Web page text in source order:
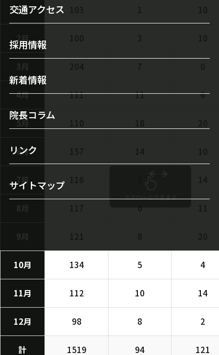
当院について
施設案内
初診の方へ
オルソケラトロジー
白内障手術
レーシック手術
多焦点眼内レンズ
自由診療（保険外治療）
手術実績
屈折矯正（視力回復）
円錐角膜治療
近視進行抑制
ドライアイIPL治療
白内障
緑内障
霰粒腫
ドライアイ
涙目/ 鼻涙管閉塞
翼状片
交通アクセス
採用情報
新着情報
院長コラム
リンク
サイトマップ
1月 103 1 10
2月 100 3 10
3月 204 7 0
4月 111 11 6
5月 110 18 20
6月 157 14 10
7月 116 14
8月 117 6 11
9月 121 8 20
10月 134 5 4
11月 112 10 14
12月 98 8 2
計 1519 94 121
スクロールできます